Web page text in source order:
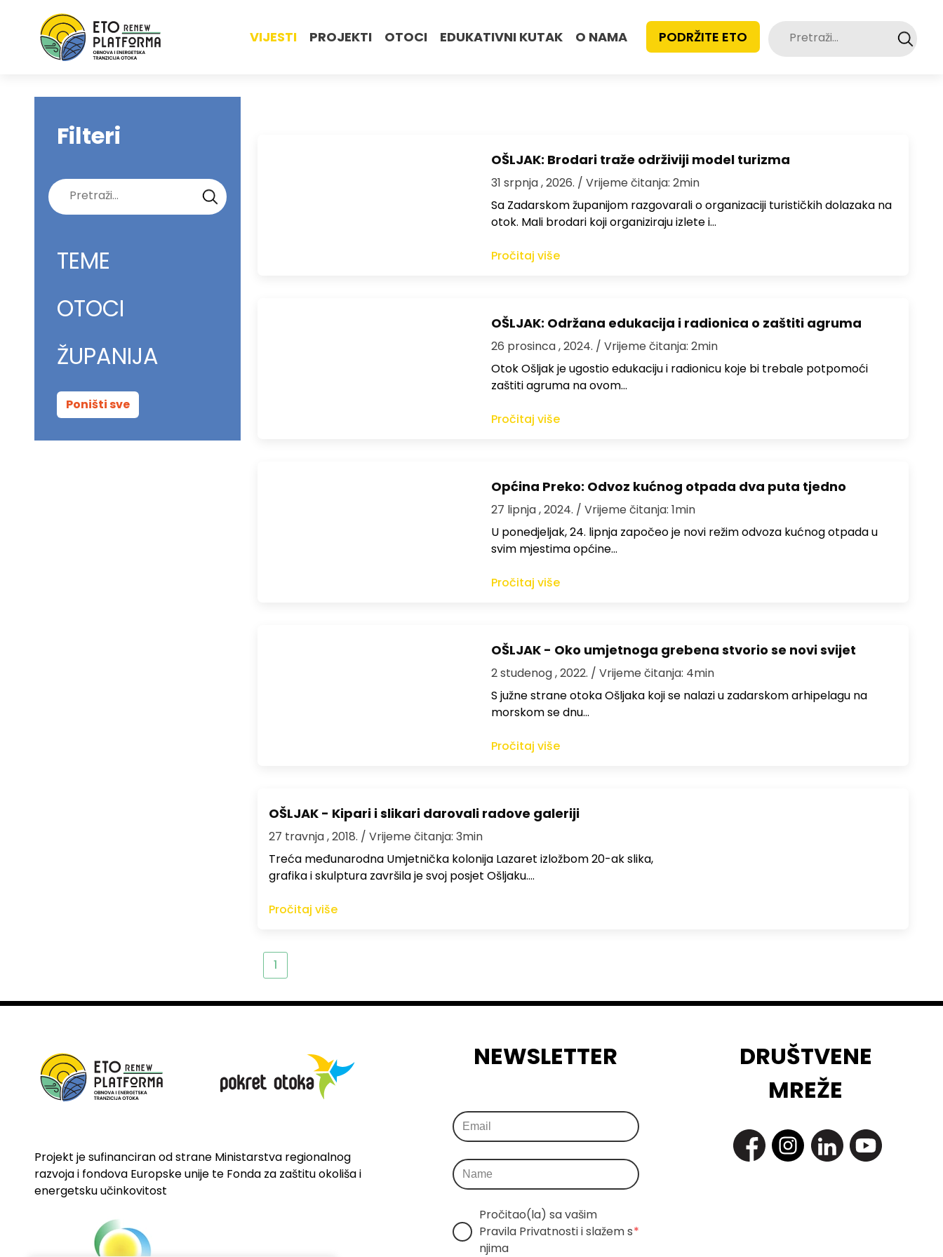
VIJESTI PROJEKTI OTOCI EDUKATIVNI KUTAK O NAMA PODRŽITE ETO Pretraži:
Filteri
Pretraži:
TEME
OTOCI
ŽUPANIJA
Poništi sve
OŠLJAK: Brodari traže održiviji model turizma
31 srpnja , 2026. / Vrijeme čitanja: 2min
Sa Zadarskom županijom razgovarali o organizaciji turističkih dolazaka na
otok. Mali brodari koji organiziraju izlete i…
Pročitaj više
OŠLJAK: Održana edukacija i radionica o zaštiti agruma
26 prosinca , 2024. / Vrijeme čitanja: 2min
Otok Ošljak je ugostio edukaciju i radionicu koje bi trebale potpomoći
zaštiti agruma na ovom…
Pročitaj više
Općina Preko: Odvoz kućnog otpada dva puta tjedno
27 lipnja , 2024. / Vrijeme čitanja: 1min
U ponedjeljak, 24. lipnja započeo je novi režim odvoza kućnog otpada u
svim mjestima općine…
Pročitaj više
OŠLJAK - Oko umjetnoga grebena stvorio se novi svijet
2 studenog , 2022. / Vrijeme čitanja: 4min
S južne strane otoka Ošljaka koji se nalazi u zadarskom arhipelagu na
morskom se dnu…
Pročitaj više
OŠLJAK - Kipari i slikari darovali radove galeriji
27 travnja , 2018. / Vrijeme čitanja: 3min
Treća međunarodna Umjetnička kolonija Lazaret izložbom 20-ak slika,
grafika i skulptura završila je svoj posjet Ošljaku.…
Pročitaj više
1
Projekt je sufinanciran od strane Ministarstva regionalnog
razvoja i fondova Europske unije te Fonda za zaštitu okoliša i
energetsku učinkovitost
NEWSLETTER
Pročitao(la) sa vašim
Pravila Privatnosti i slažem s
njima
*
DRUŠTVENE
MREŽE